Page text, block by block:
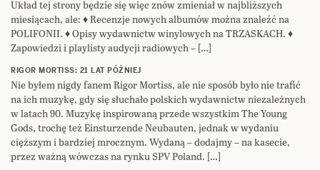
Układ tej strony będzie się więc znów zmieniał w najbliższych
miesiącach, ale: ♦ Recenzje nowych albumów można znaleźć na
POLIFONII. ♦ Opisy wydawnictw winylowych na TRZASKACH. ♦
Zapowiedzi i playlisty audycji radiowych – […]
RIGOR MORTISS: 21 LAT PÓŹNIEJ
Nie byłem nigdy fanem Rigor Mortiss, ale nie sposób było nie trafić
na ich muzykę, gdy się słuchało polskich wydawnictw niezależnych
w latach 90. Muzykę inspirowaną przede wszystkim The Young
Gods, trochę też Einsturzende Neubauten, jednak w wydaniu
cięższym i bardziej mrocznym. Wydaną – dodajmy – na kasecie,
przez ważną wówczas na rynku SPV Poland. […]